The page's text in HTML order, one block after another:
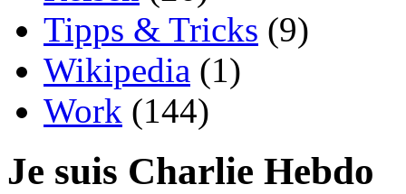
Tipps & Tricks (9)
Wikipedia (1)
Work (144)
Je suis Charlie Hebdo